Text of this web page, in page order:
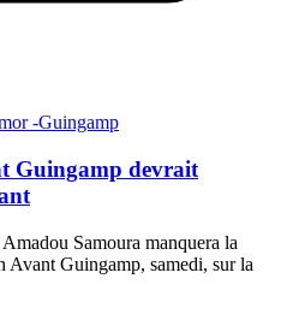
-Guingamp
Guingamp devrait
Samoura manquera la
Avant Guingamp, samedi, sur la